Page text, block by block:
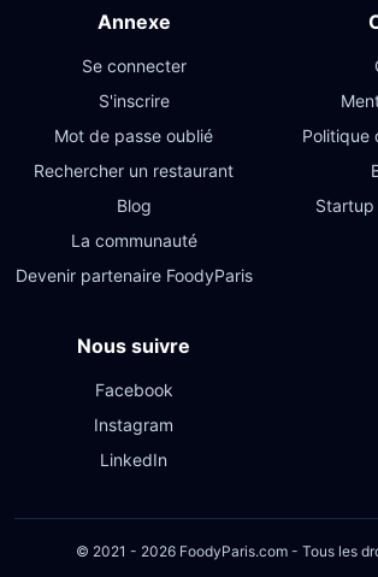
Annexe
Se connecter
S'inscrire
Mot de passe oublié
Rechercher un restaurant
Blog
La communauté
Devenir partenaire FoodyParis
Politique
Nous suivre
Facebook
Instagram
LinkedIn
© 2021 - 2026 FoodyParis.com - Tous les